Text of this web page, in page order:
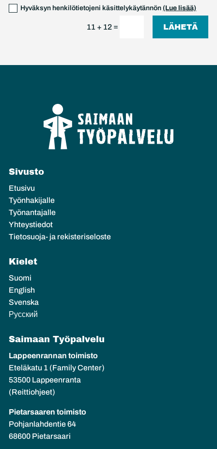
Hyväksyn henkilötietojeni käsittelykäytännön (Lue lisää)
11 + 12 = LÄHETÄ
Sivusto
Etusivu
Työnhakijalle
Työnantajalle
Yhteystiedot
Tietosuoja- ja rekisteriseloste
Kielet
Suomi
English
Svenska
Русский
Saimaan Työpalvelu
Lappeenrannan toimisto
Eteläkatu 1 (Family Center)
53500 Lappeenranta
(Reittiohjeet)
Pietarsaaren toimisto
Pohjanlahdentie 64
68600 Pietarsaari